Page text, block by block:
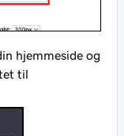
hjemmeside og
til